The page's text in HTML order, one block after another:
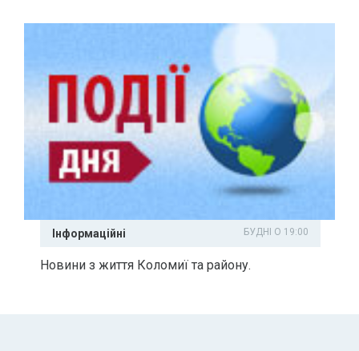
Інформаційні БУДНІ О 19:00
Новини з життя Коломиї та району.